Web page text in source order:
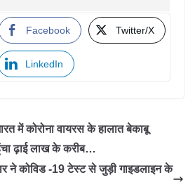
Facebook Twitter/X
LinkedIn
में कोरोना वायरस के हालात बेकाबू
ढ़ाई लाख के करीब…
ने कोविड -19 टेस्ट से जुड़ी गाइडलाइन के